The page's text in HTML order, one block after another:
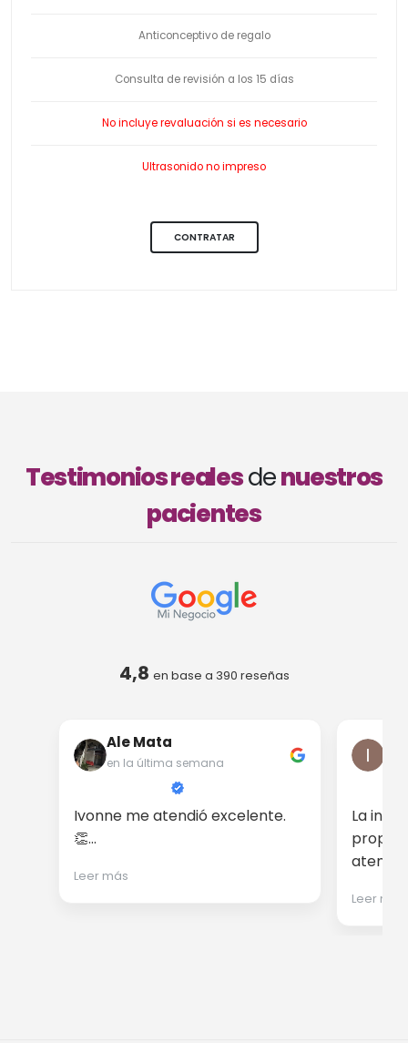
Anticonceptivo de regalo
Consulta de revisión a los 15 días
No incluye revaluación si es necesario
Ultrasonido no impreso
CONTRATAR
Testimonios realesdenuestros
pacientes
4,8 en base a 390 reseñas
Ale Mata
en la última semana
Ivonne me atendió excelente.
👏...
Leer más
La
Leer más